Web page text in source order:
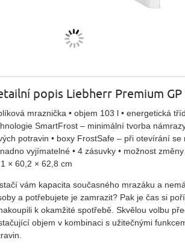
popis Liebherr Premium GP
mraznička • objem 103 l • energetická
SmartFrost – minimální tvorba
potravin • boxy FrostSafe – při otevírání
vyjímatelné • 4 zásuvky • možnost
× 60,2 × 62,8 cm
vám kapacita současného mrazáku a
a potřebujete je zamrazit? Pak je čas si
k okamžité spotřebě. Skvělou volbu
objem v kombinaci s užitečnými